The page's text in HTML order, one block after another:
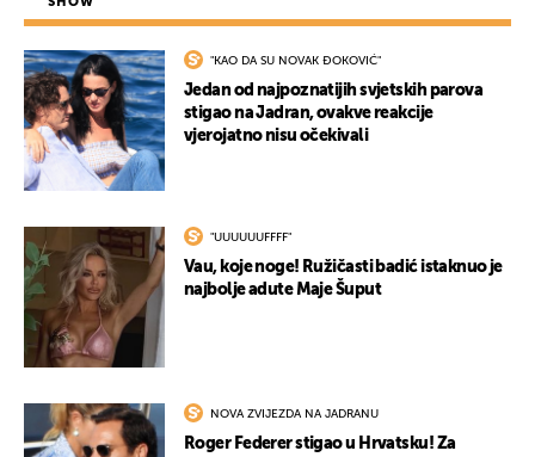
"KAO DA SU NOVAK ĐOKOVIĆ"
Jedan od najpoznatijih svjetskih parova
stigao na Jadran, ovakve reakcije
vjerojatno nisu očekivali
"UUUUUUFFFF"
Vau, koje noge! Ružičasti badić istaknuo je
najbolje adute Maje Šuput
NOVA ZVIJEZDA NA JADRANU
Roger Federer stigao u Hrvatsku! Za